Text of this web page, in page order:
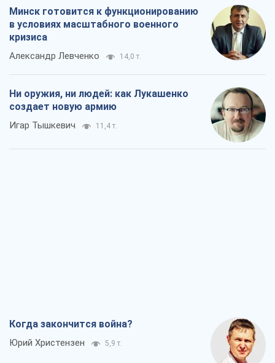
Минск готовится к функционированию
в условиях масштабного военного
кризиса
Александр Левченко 14,0 т.
Ни оружия, ни людей: как Лукашенко
создает новую армию
Игар Тышкевич 11,4 т.
Когда закончится война?
Юрий Христензен 5,9 т.